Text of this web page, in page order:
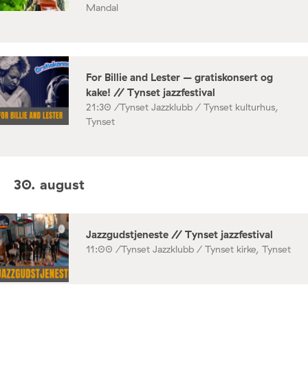
Mandal
For Billie and Lester – gratiskonsert og
kake! // Tynset jazzfestival
21:30 /Tynset Jazzklubb / Tynset kulturhus,
Tynset
30. august
Jazzgudstjeneste // Tynset jazzfestival
11:00 /Tynset Jazzklubb / Tynset kirke, Tynset